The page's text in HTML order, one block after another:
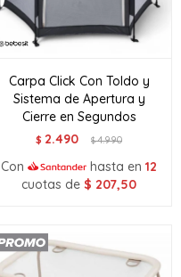
Carpa Click Con Toldo y
Sistema de Apertura y
Cierre en Segundos
$ 2.490 $4.990
Con hasta en 12
cuotas de $ 207,50